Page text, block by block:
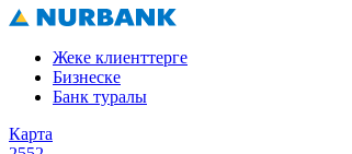
Жеке клиенттерге
Бизнеске
Банк туралы
Карта